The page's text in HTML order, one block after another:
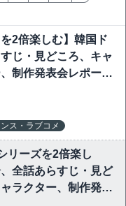
2倍楽しむ】韓国ド
じ・見どころ、キャ
制作発表会レポート
ス・ラブコメ
リーズを2倍楽し
全話あらすじ・見ど
ラクター、制作発表